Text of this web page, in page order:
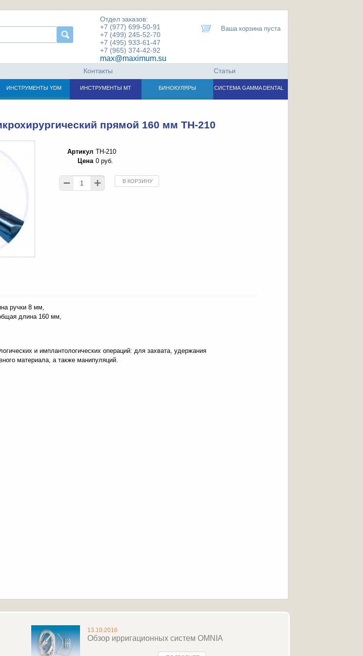
Отдел заказов:
+7 (977) 699-50-91
+7 (499) 245-52-70
+7 (495) 933-61-47
+7 (965) 374-42-92
max@maximum.su
Ваша корзина пуста
Контакты Статьи
ИНСТРУМЕНТЫ YDM ИНСТРУМЕНТЫ МТ БИНОКУЛЯРЫ СИСТЕМА GAMMA DENTAL
прямой 160 мм TH-210
Артикул TH-210
Цена 0 руб.
В КОРЗИНУ
ручки 8 мм,
длина 160 мм,
и имплантологических операций: для захвата, удержания
материала, а также манипуляций.
13.10.2016
Обзор ирригационных систем OMNIA